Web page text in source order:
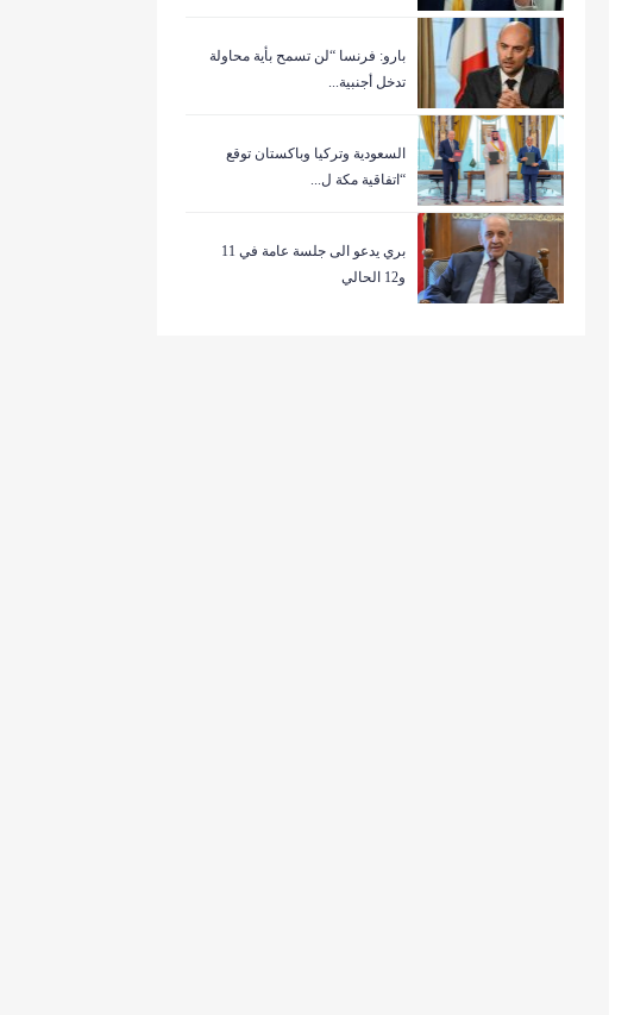
بارو: فرنسا “لن تسمح بأية محاولة
تدخل أجنبية...
السعودية وتركيا وباكستان توقع
“اتفاقية مكة ل...
بري يدعو الى جلسة عامة في 11
و12 الحالي